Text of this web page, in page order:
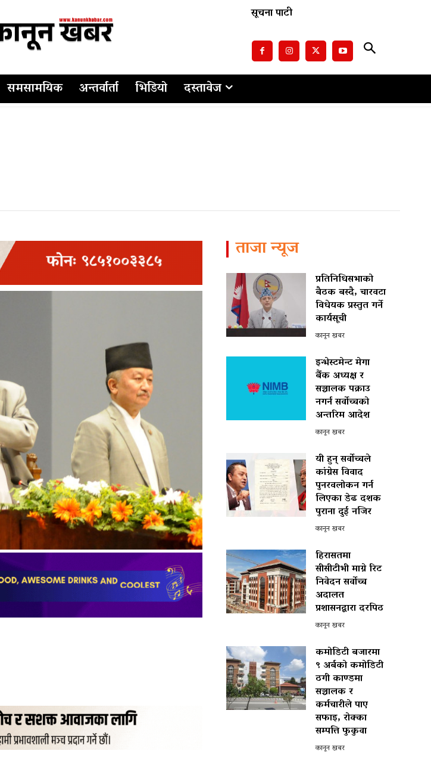
सूचना पाटी
समसामयिक अन्तर्वार्ता भिडियो दस्तावेज
ताजा न्यूज
प्रतिनिधिसभाको
बैठक बस्दै, चारवटा
विधेयक प्रस्तुत गर्ने
कार्यसूची
कानून खबर
इन्भेस्टमेन्ट मेगा
बैंक अध्यक्ष र
सञ्चालक पक्राउ
नगर्न सर्वोच्चको
अन्तरिम आदेश
कानून खबर
यी हुन् सर्वोच्चले
कांग्रेस विवाद
पुनरवलोकन गर्न
लिएका डेढ दशक
पुराना दुई नजिर
कानून खबर
हिरासतमा
सीसीटीभी माग्ने रिट
निवेदन सर्वोच्च
अदालत
प्रशासनद्वारा दरपिठ
कानून खबर
कमोडिटी बजारमा
९ अर्बको कमोडिटी
ठगी काण्डमा
सञ्चालक र
कर्मचारीले पाए
सफाइ, रोक्का
सम्पत्ति फुकुवा
कानून खबर